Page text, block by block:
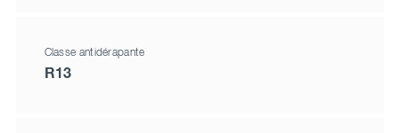
Classe antidérapante
R13